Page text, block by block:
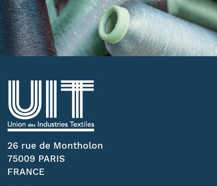
26 rue de Montholon
75009 PARIS
FRANCE